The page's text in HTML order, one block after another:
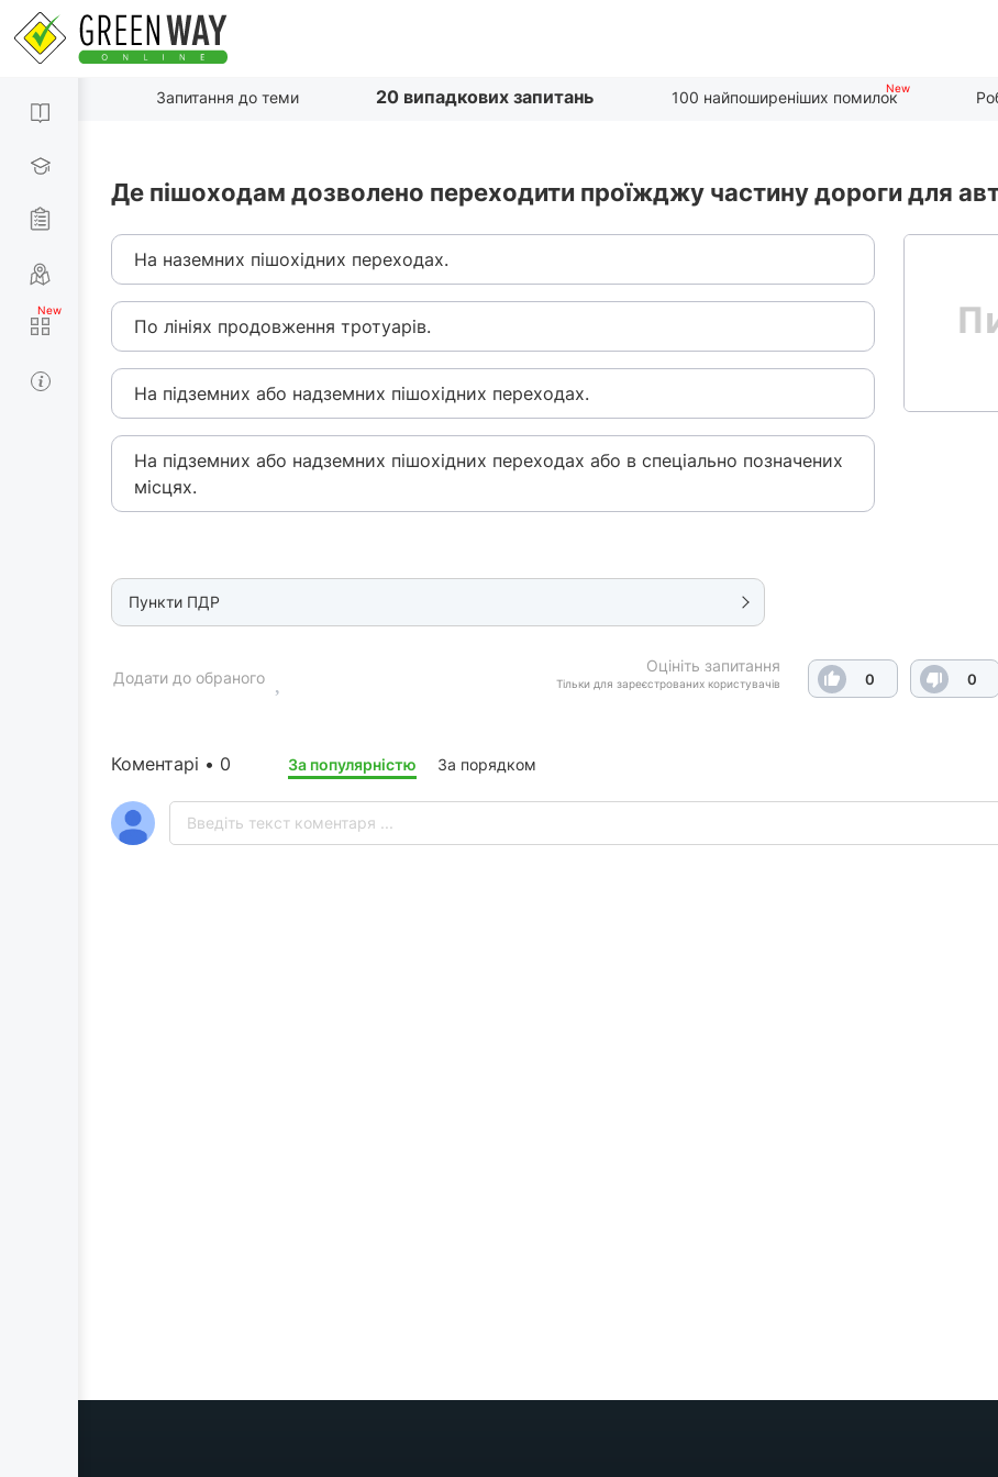
Запитання до теми 20 випадкових запитань 100 найпоширеніших помилок
Де пішоходам дозволено переходити проїжджу частину дороги для
На наземних пішохідних переходах.
По лініях продовження тротуарів.
На підземних або надземних пішохідних переходах.
На підземних або надземних пішохідних переходах або в спеціально позначених
місцях.
Пункти ПДР
Оцініть запитання
Тільки для зареєстрованих користувачів 0 0
Додати до обраного
Коментарі • 0 За популярністю За порядком